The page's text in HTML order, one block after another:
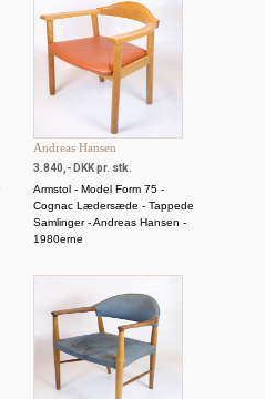
Andreas Hansen
3.840,- DKK pr. stk.
Armstol - Model Form 75 -
Cognac Lædersæde - Tappede
Samlinger - Andreas Hansen -
1980erne